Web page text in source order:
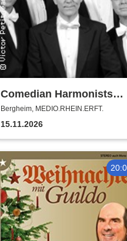
Comedian Harmonists
Forever - Das Leben ein
Konzert
Bergheim, MEDIO.RHEIN.ERFT.
15.11.2026